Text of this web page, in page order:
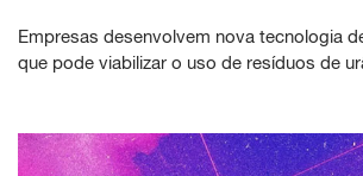
Empresas desenvolvem nova tecnologia
que pode viabilizar o uso de resíduos de